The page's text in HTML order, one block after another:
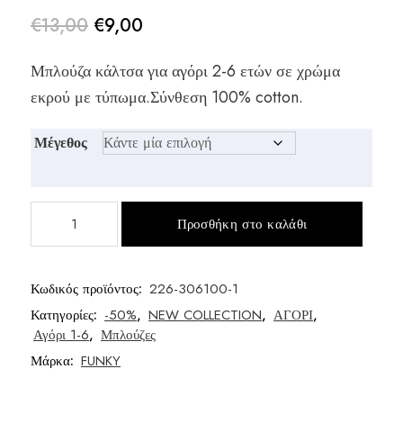
€13,00
price
was:
€13,00.
€9,00
τρέχουσα
τιμή
είναι:
Μπλούζα κάλτσα για αγόρι 2-6 ετών σε χρώμα
εκρού με τύπωμα.Σύνθεση 100% cotton.
Μέγεθος
Προσθήκη στο καλάθι
Κωδικός προϊόντος: 226-306100-1
Κατηγορίες: -50%, NEW COLLECTION, ΑΓΟΡΙ,
Αγόρι 1-6, Μπλούζες
Μάρκα: FUNKY